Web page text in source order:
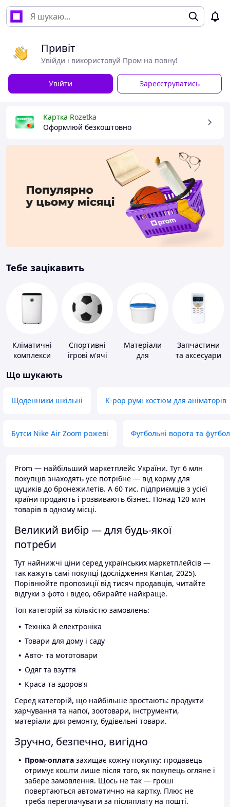
Привіт
Увійди і використовуй Пром на повну!
Увійти Зареєструватись
Картка Rozetka
Оформлюй безкоштовно
Тебе зацікавить
Кліматичні
комплекси
Спортивні
ігрові м'ячі
Матеріали
для
Запчастини
та аксесуари
Що шукають
Щоденники шкільні K-pop румі костюм для аніматорів
Бутси Nike Air Zoom рожеві Футбольні ворота та
Prom — найбільший маркетплейс України. Тут 6 млн
покупців знаходять усе потрібне — від корму для
цуциків до бронежилетів. А 60 тис. підприємців з усієї
країни продають і розвивають бізнес. Понад 120 млн
товарів в одному місці.
Великий вибір — для будь-якої
потреби
Тут найнижчі ціни серед українських маркетплейсів —
так кажуть самі покупці (дослідження Kantar, 2025).
Порівнюйте пропозиції від тисяч продавців, читайте
відгуки з фото і відео, обирайте найкраще.
Топ категорій за кількістю замовлень:
Техніка й електроніка
Товари для дому і саду
Авто- та мототовари
Одяг та взуття
Краса та здоров'я
Серед категорій, що найбільше зростають: продукти
харчування та напої, зоотовари, інструменти,
матеріали для ремонту, будівельні товари.
Зручно, безпечно, вигідно
Пром-оплата захищає кожну покупку: продавець
отримує кошти лише після того, як покупець огляне і
забере замовлення. Щось не так — гроші
повертаються автоматично на картку. Плюс не
треба переплачувати за післяплату на пошті.